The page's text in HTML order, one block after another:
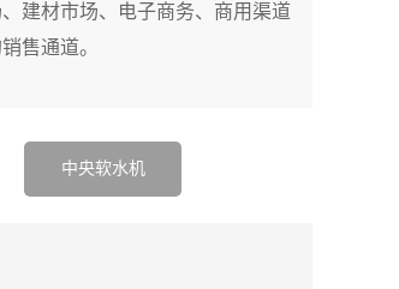
建材市场、电子商务、商用渠道
售通道。
中央软水机